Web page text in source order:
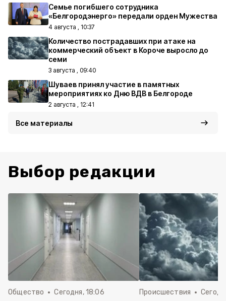
Семье погибшего сотрудника
«Белгородэнерго» передали орден Мужества
4 августа , 10:37
Количество пострадавших при атаке на
коммерческий объект в Короче выросло до
семи
3 августа , 09:40
Шуваев принял участие в памятных
мероприятиях ко Дню ВДВ в Белгороде
2 августа , 12:41
Все материалы
Выбор редакции
Общество Сегодня, 18:06 Происшествия